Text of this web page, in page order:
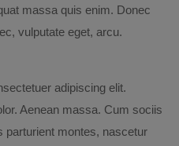
massa quis enim. Donec
vulputate eget, arcu.
adipiscing elit.
Aenean massa. Cum sociis
parturient montes, nascetur